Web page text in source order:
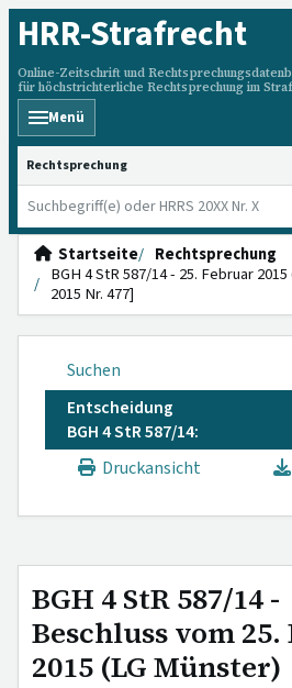
HRR-Strafrecht
Online-Zeitschrift und
für höchstrichterliche Rechtsprechung im
Menü
HRRS durchsuchen
Startseite
Rechtsprechung
BGH 4 StR 587/14 - 25. Februar
2015 Nr. 477]
Suchen
Entscheidung
BGH 4 StR 587/14:
Druckansicht
BGH 4 StR 587/14 -
Beschluss vom
2015 (LG Münster)